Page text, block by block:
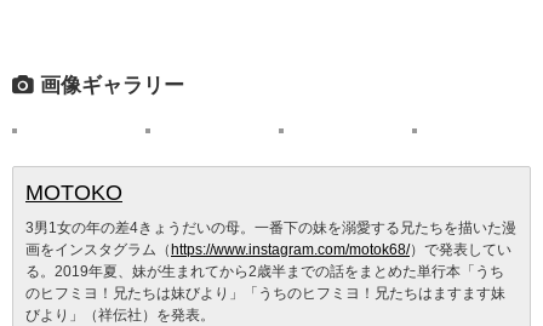
画像ギャラリー
MOTOKO
3男1女の年の差4きょうだいの母。一番下の妹を溺愛する兄たちを描いた漫
画をインスタグラム（ https://www.instagram.com/motok68/）で発表してい
る。2019年夏、妹が生まれてから2歳半までの話をまとめた単行本「うち
のヒフミヨ！兄たちは妹びより」「うちのヒフミヨ！兄たちはますます妹
びより」（祥伝社）を発表。